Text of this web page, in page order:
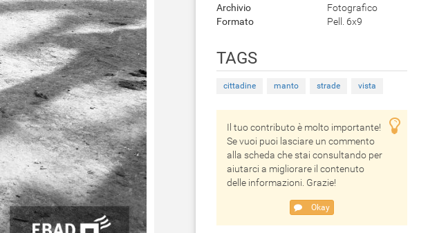
Archivio
Fotografico
Formato
Pell. 6x9
TAGS
cittadine manto strade vista
Il tuo contributo è molto importante!
Se vuoi puoi lasciare un commento
alla scheda che stai consultando per
aiutarci a migliorare il contenuto
delle informazioni. Grazie!
Okay